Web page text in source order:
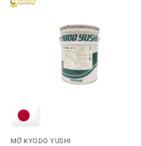
MỠ KYODO YUSHI